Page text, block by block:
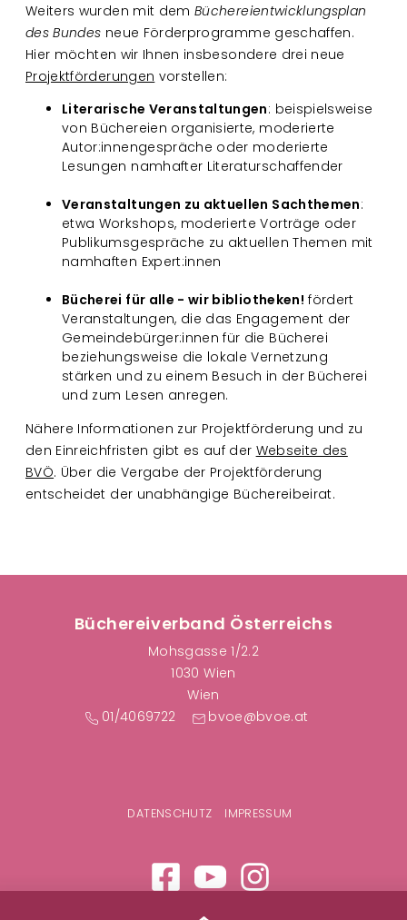
Weiters wurden mit demBüchereientwicklungsplan
des Bundes neue Förderprogramme geschaffen.
Hier möchten wir Ihnen insbesondere drei neue
Projektförderungen vorstellen:
Literarische Veranstaltungen: beispielsweise
von Büchereien organisierte, moderierte
Autor:innengespräche oder moderierte
Lesungen namhafter Literaturschaffender
Veranstaltungen zu aktuellen Sachthemen:
etwa Workshops, moderierte Vorträge oder
Publikumsgespräche zu aktuellen Themen mit
namhaften Expert:innen
Bücherei für alle - wir bibliotheken! fördert
Veranstaltungen, die das Engagement der
Gemeindebürger:innen für die Bücherei
beziehungsweise die lokale Vernetzung
stärken und zu einem Besuch in der Bücherei
und zum Lesen anregen.
Nähere Informationen zur Projektförderung und zu
den Einreichfristen gibt es auf der Webseite des
BVÖ. Über die Vergabe der Projektförderung
entscheidet der unabhängige Büchereibeirat.
Büchereiverband Österreichs
Mohsgasse 1/2.2
1030 Wien
Wien
01/4069722
bvoe@bvoe.at
ß
DATENSCHUTZ IMPRESSUM